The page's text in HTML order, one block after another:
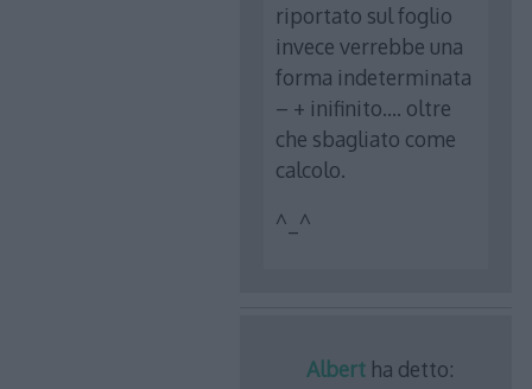
riportato sul foglio
invece verrebbe una
forma indeterminata
– + inifinito…. oltre
che sbagliato come
calcolo.
^_^
Albert ha detto: